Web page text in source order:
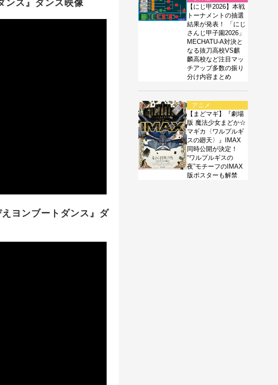
ンス』ダンス映像
ヨンブートダンス』ダ
【にじ甲2026】本戦
トーナメントの抽選
結果が発表！ 「にじ
さんじ甲子園2026」
MECHATU-A対決と
なる抜刀高校VS麒
麟高校など注目マッ
チアップ多数の振り
分け内容まとめ
アニメ
【まどマギ】『劇場
版 魔法少女まどか☆
マギカ〈ワルプルギ
スの廻天〉』IMAX
同時公開が決定！
“ワルプルギスの
夜”モチーフのIMAX
版ポスターも解禁